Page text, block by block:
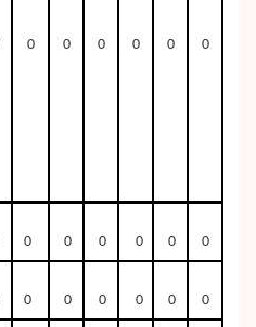
0 0 0 0 0 0
0 0 0 0 0 0
0 0 0 0 0 0